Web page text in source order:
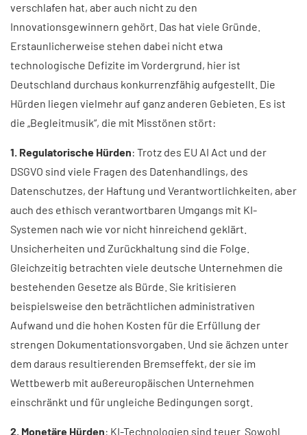
verschlafen hat, aber auch nicht zu den
Innovationsgewinnern gehört. Das hat viele Gründe.
Erstaunlicherweise stehen dabei nicht etwa
technologische Defizite im Vordergrund, hier ist
Deutschland durchaus konkurrenzfähig aufgestellt. Die
Hürden liegen vielmehr auf ganz anderen Gebieten. Es ist
die „Begleitmusik“, die mit Misstönen stört:
1. Regulatorische Hürden: Trotz des EU AI Act und der
DSGVO sind viele Fragen des Datenhandlings, des
Datenschutzes, der Haftung und Verantwortlichkeiten, aber
auch des ethisch verantwortbaren Umgangs mit KI-
Systemen nach wie vor nicht hinreichend geklärt.
Unsicherheiten und Zurückhaltung sind die Folge.
Gleichzeitig betrachten viele deutsche Unternehmen die
bestehenden Gesetze als Bürde. Sie kritisieren
beispielsweise den beträchtlichen administrativen
Aufwand und die hohen Kosten für die Erfüllung der
strengen Dokumentationsvorgaben. Und sie ächzen unter
dem daraus resultierenden Bremseffekt, der sie im
Wettbewerb mit außereuropäischen Unternehmen
einschränkt und für ungleiche Bedingungen sorgt.
2. Monetäre Hürden: KI-Technologien sind teuer. Sowohl